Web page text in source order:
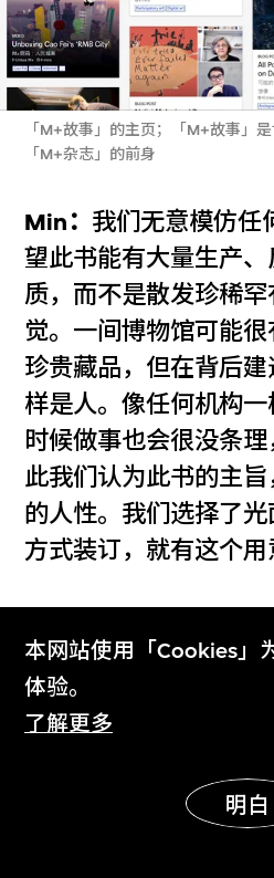
本网站使用「Cookies」
体验。
了解更多
明白
「M+故事」的主页；「M+故事」
「M+杂志」的前身
Min： 我们无意模仿任
望此书能有大量生产
质，而不是散发珍稀
觉。一间博物馆可能
珍贵藏品，但在背后
样是人。像任何机构
时候做事也会很没条
此我们认为此书的主
的人性。我们选择了
方式装订，就有这个用
关连，但回头看，两
只阅读数页，可能感觉
果阅遍全书，你会开始
能跟我们从「M+故事